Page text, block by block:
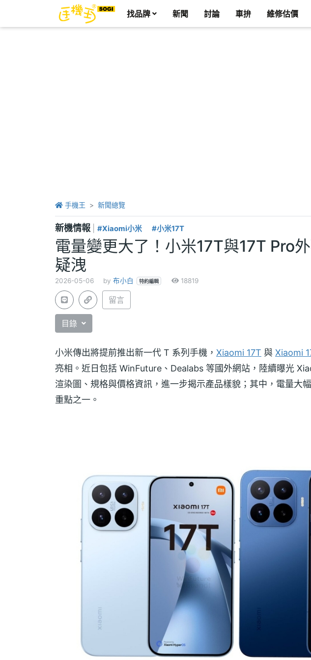
找品牌 新聞 討論 車拚 維修估價
手機王 新聞總覽
新機情報 #Xiaomi小米 #小米17T
電量變更大了！小米17T與17T Pro
疑洩
2026-05-06 by 布小白 特約編輯 18819
留言
目錄
小米傳出將提前推出新一代 T 系列手機， Xiaomi 17T 與 Xiaomi
亮相。近日包括 WinFuture、Dealabs 等國外網站，陸續曝光
渲染圖、規格與價格資訊，進一步揭示產品樣貌；其中，電量大
重點之一。